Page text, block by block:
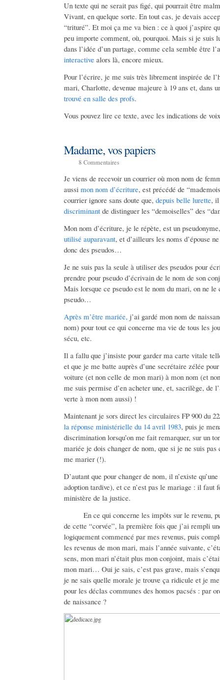
Un texte qui ne serait pas figé, qui pourrait être
Vivant, en quelque sorte. En tout cas, je devais
“trituré”. Et moi ça me va bien : ce à quoi j’aspire
peu importe comment, où, pourquoi. Mais si je suis
dans l’idée d’un partage, comme cela semble être
interactive alors là, encore mieux.
Pour l’écrire, je me suis très librement inspirée de
mari, Charlotte, devenue majeure à 19 ans et, dans
trouvé en salle des profs.
Vous pouvez lire ce texte, avec les indications de
Madame, vos papiers
8 Commentaires
Je viens de recevoir un courrier où mon nom de
aussi mon nom d’écriture, est précédé de
courrier ignore sans doute que, depuis belle lurette, il
discriminant de distinguer les “demoiselles” des
Mon nom d’écriture, je le répète, est un
utilisé auparavant, et d’ailleurs les noms d’épouse
donc des pseudos…
Je ne suis pas la seule à utiliser des pseudos pour
prendre pour pseudo d’écrivain de le nom de son
Mais lorsque ce pseudo est le nom du mari, on ne le
pseudo…
Après m’être mariée, j’ai gardé mon nom de
nom) pour tout ce qui concerne ma vie de tous les
sécu, etc.
Il a fallu que j’insiste pour garder ma carte vitale
et que je me batte auprès d’une secrétaire zélée
voiture (et non celle de mon mari) à mon nom (et
me suis permise d’en acheter une, et, sacrilège, de
verte à mon nom aussi) !
Maintenant je sors direct les circulaires FP 900 du
la réponse ministérielle du 14 avril 1983, puis je
discrimination lorsqu’on me fait remarquer, sur un
mariée je dois changer de nom, que si je ne suis pas
me marier (!).
D’autant que pour changer de nom, il n’existe
adoption tardive), et ce n’est pas le mariage : il faut
ministère de la justice.
En ce qui concerne les impôts sur le revenu,
de cette “corvée”, la première fois que j’ai rempli
logiquement commencé par mes revenus, puis
les revenus de mon mari, mais l’année suivante,
sens, mon mari n’était plus mon conjoint, mais
mon mari… Oui je sais, c’est pas grave, mais
je ne sais quelle morale je trouve ça ridicule et je
pour les déclas communes des homos pacsés : par
de naissance ?